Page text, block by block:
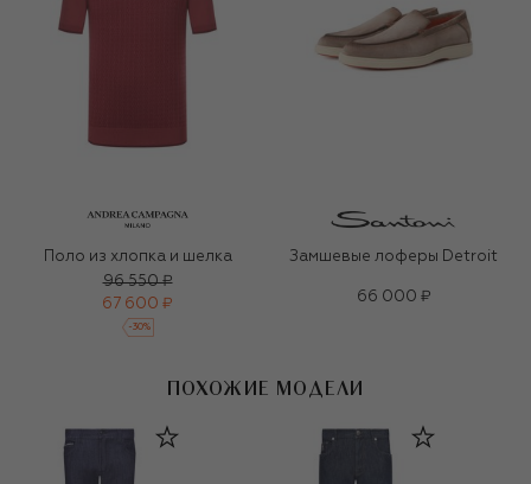
Поло из хлопка и шелка
96 550 ₽
67 600 ₽
-30%
Замшевые лоферы Detroit
66 000 ₽
ПОХОЖИЕ МОДЕЛИ